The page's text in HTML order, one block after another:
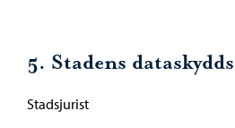
5. Stadens
Stadsjurist